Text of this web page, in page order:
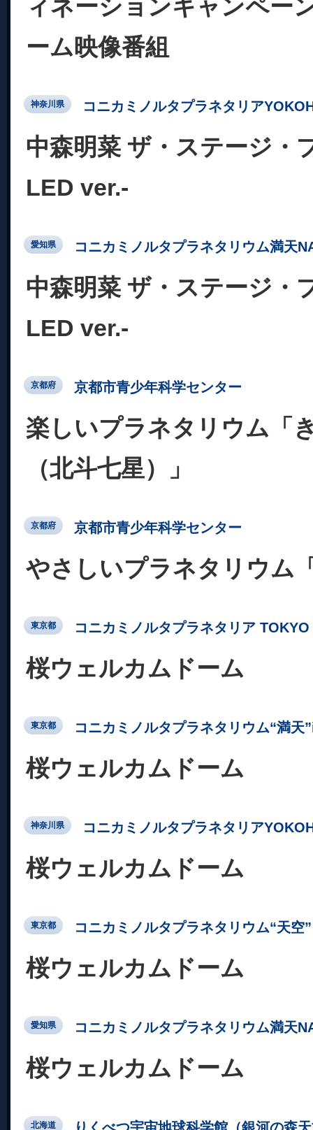
ィネーションキャンペー
ーム映像番組
神奈川県 コニカミノルタプラネタリア
中森明菜 ザ・ステージ・
LED ver.-
愛知県 コニカミノルタプラネタリウム満天
中森明菜 ザ・ステージ・
LED ver.-
京都府 京都市青少年科学センター
楽しいプラネタリウム「
（北斗七星）」
京都府 京都市青少年科学センター
やさしいプラネタリウム
東京都 コニカミノルタプラネタリア TOKYO
桜ウェルカムドーム
東京都 コニカミノルタプラネタリウム“満
桜ウェルカムドーム
神奈川県 コニカミノルタプラネタリア
桜ウェルカムドーム
東京都 コニカミノルタプラネタリウム“天
桜ウェルカムドーム
愛知県 コニカミノルタプラネタリウム満天
桜ウェルカムドーム
北海道